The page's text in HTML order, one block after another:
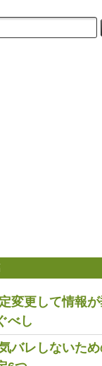
変更して情報
べし
バレしないた